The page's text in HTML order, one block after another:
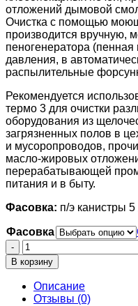
отложений дымовой
Очистка с помощью
производится вручную,
пеногенератора
давления, в
распылительные
Рекомендуется
термо 3 для очистки
оборудования из
загрязненных полов в
и мусоропроводов,
масло-жировых
перерабатывающей
питания и в быту.
Фасовка: п/э канистры 5
Фасовка
Количество
товара
Пентамой-
термо
3
В корзину
Описание
Отзывы (0)